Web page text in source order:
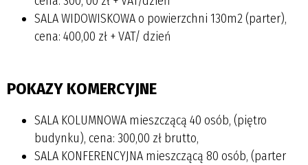
SALA WIDOWISKOWA o powierzchni 130m2 (parter),
cena: 400,00 zł + VAT/ dzień
POKAZY KOMERCYJNE
SALA KOLUMNOWA mieszczącą 40 osób, (piętro
budynku), cena: 300,00 zł brutto,
SALA KONFERENCYJNA mieszczącą 80 osób, (parter